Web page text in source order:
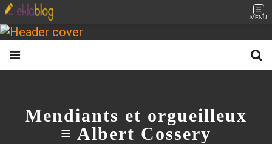
MENU
Mendiants et orgueilleux
≡ Albert Cossery